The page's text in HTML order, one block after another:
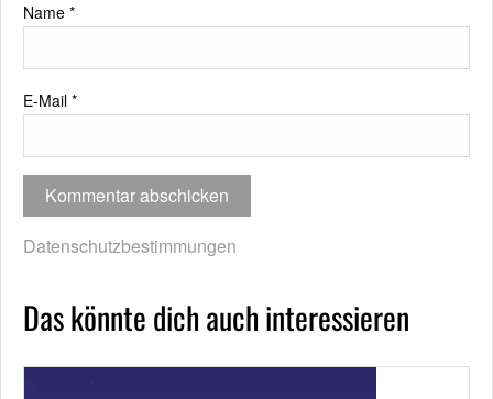
Name *
E-Mail *
Datenschutzbestimmungen
Das könnte dich auch interessieren